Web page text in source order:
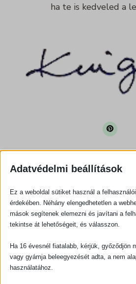
ha te is kedveled a
Recept kategóriák
Recept
kategóriák
Recept típus
Adatvédelmi beállítások
Ez a weboldal sütiket használ a
érdekében. Néhány elengedhetetlen a
mások segítenek elemezni és javítani a
tekintse át lehetőségeit, és válasszon.
Ha 16 évesnél fiatalabb, kérjük, győződjön
vagy gyámja beleegyezését adta, a nem
használatához.